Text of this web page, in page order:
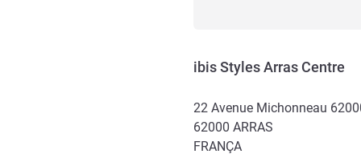
ibis Styles Arras Centre
22 Avenue Michonneau
62000 ARRAS
FRANÇA